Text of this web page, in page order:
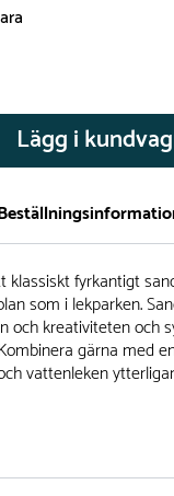
Lägg i
vi alla produkter
garantera att du inte
under längre tid
produkter utan
omgående,
bordtennis,
klassiskt fyrkantigt
som i lekparken.
och kreativiteten och
gärna med
vattenleken